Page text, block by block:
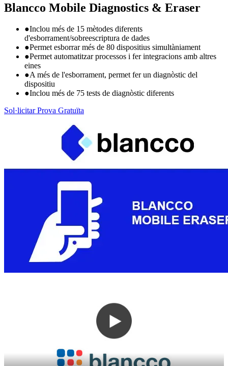
Blancco Mobile Diagnostics & Eraser
●Inclou més de 15 mètodes diferents
d'esborrament/sobreescriptura de dades
●Permet esborrar més de 80 dispositius simultàniament
●Permet automatitzar processos i fer integracions amb altres
eines
●A més de l'esborrament, permet fer un diagnòstic del
dispositiu
●Inclou més de 75 tests de diagnòstic diferents
Sol·licitar Prova Gratuïta